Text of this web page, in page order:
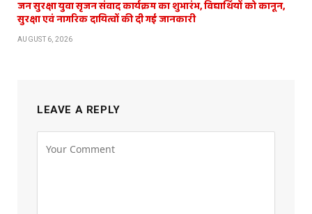
जन सुरक्षा युवा सृजन संवाद कार्यक्रम का शुभारंभ, विद्यार्थियों को कानून,
सुरक्षा एवं नागरिक दायित्वों की दी गई जानकारी
AUGUST 6, 2026
LEAVE A REPLY